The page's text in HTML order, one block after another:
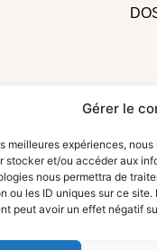
Gérer le
meilleures expériences,
stocker et/ou accéder aux
nous permettra de
ou les ID uniques sur ce
peut avoir un effet négatif
S'incrire !